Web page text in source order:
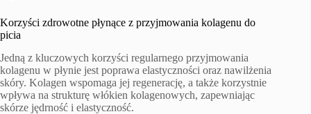
Korzyści zdrowotne płynące z przyjmowania kolagenu do
picia
Jedną z kluczowych korzyści regularnego przyjmowania
kolagenu w płynie jest poprawa elastyczności oraz nawilżenia
skóry. Kolagen wspomaga jej regenerację, a także korzystnie
wpływa na strukturę włókien kolagenowych, zapewniając
skórze jędrność i elastyczność.